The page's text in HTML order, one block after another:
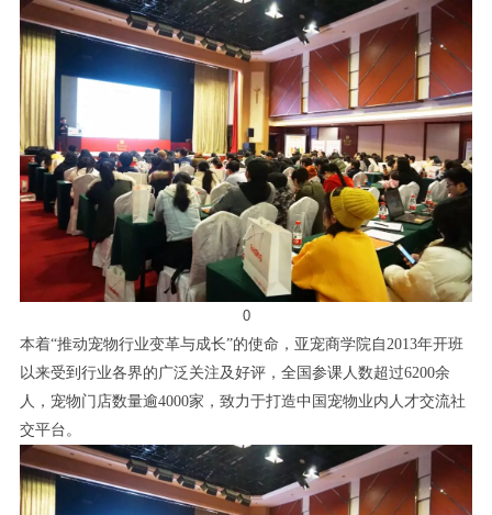
0
本着“推动宠物行业变革与成长”的使命，亚宠商学院自2013年开班
以来受到行业各界的广泛关注及好评，全国参课人数超过6200余
人，宠物门店数量逾4000家，致力于打造中国宠物业内人才交流社
交平台。